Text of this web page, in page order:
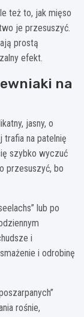
też to, jak mięso
je przesuszyć.
prostą
efekt.
na
jasny, o
trafia na patelnię
szybko wyczuć
przesuszyć, bo
lub po
i
i odrobinę
rośnie,